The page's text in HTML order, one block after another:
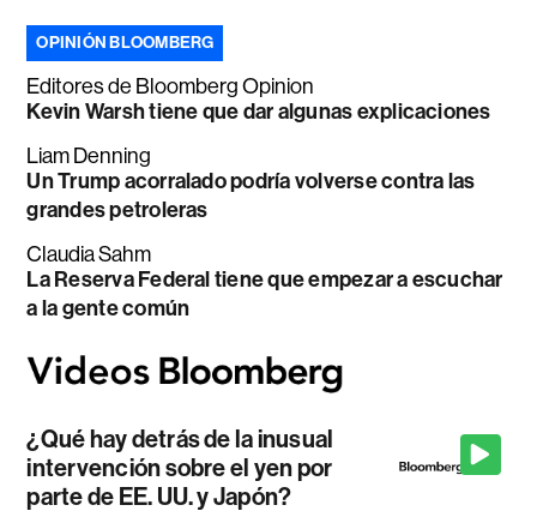
OPINIÓN BLOOMBERG
Editores de Bloomberg Opinion
Kevin Warsh tiene que dar algunas explicaciones
Liam Denning
Un Trump acorralado podría volverse contra las
grandes petroleras
Claudia Sahm
La Reserva Federal tiene que empezar a escuchar
a la gente común
¿Qué hay detrás de la inusual
intervención sobre el yen por
parte de EE. UU. y Japón?